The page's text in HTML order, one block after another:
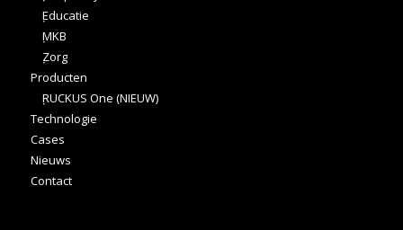
Educatie
MKB
Zorg
Producten
RUCKUS One (NIEUW)
Technologie
Cases
Nieuws
Contact